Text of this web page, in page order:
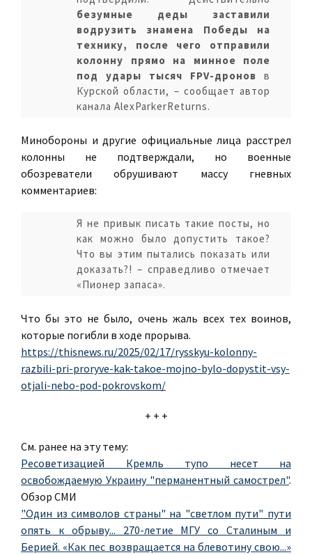
безумные деды заставили
водрузить знамена Победы на
технику, после чего отправили
колонну прямо на минное поле
под удары тысяч FPV-дронов в
Курской области, – сообщает автор
канала AlexParkerReturns.
Минобороны и другие официальные лица расстрел
колонны не подтверждали, но военные
обозреватели обрушивают массу гневных
комментариев:
Я не привык писать такие посты, но
как можно было допустить такое?
Что вы этим пытались показать или
доказать?! – справедливо отмечает
«Пионер запаса».
Что бы это не было, очень жаль всех тех воинов,
которые погибли в ходе прорыва.
https://thisnews.ru/2025/02/17/rysskyu-kolonny-
razbili-pri-proryve-kak-takoe-mojno-bylo-dopystit-vsy-
otjali-nebo-pod-pokrovskom/
+ + +
См. ранее на эту тему:
Ресоветизацией Кремль тупо несет на
освобождаемую Украину "перманентный самострел".
Обзор СМИ
"Один из символов страны" на "светлом пути" пути
опять к обрыву... 270-летие МГУ со Сталиным и
Берией. «Как пес возвращается на блевотину свою...»